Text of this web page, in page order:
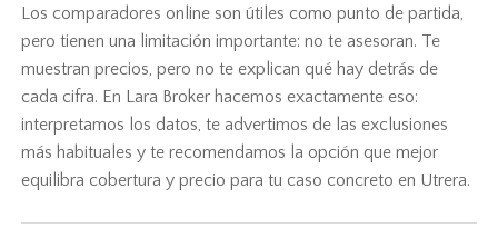
Los comparadores online son útiles como punto de partida,
pero tienen una limitación importante: no te asesoran. Te
muestran precios, pero no te explican qué hay detrás de
cada cifra. En Lara Broker hacemos exactamente eso:
interpretamos los datos, te advertimos de las exclusiones
más habituales y te recomendamos la opción que mejor
equilibra cobertura y precio para tu caso concreto en Utrera.